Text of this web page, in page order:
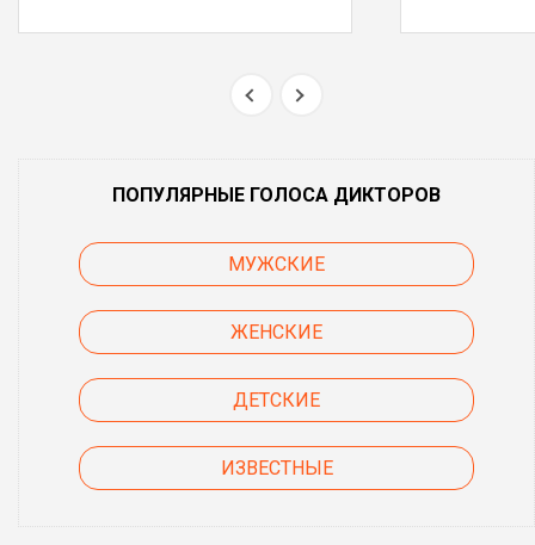
ПОПУЛЯРНЫЕ ГОЛОСА ДИКТОРОВ
МУЖСКИЕ
ЖЕНСКИЕ
ДЕТСКИЕ
ИЗВЕСТНЫЕ